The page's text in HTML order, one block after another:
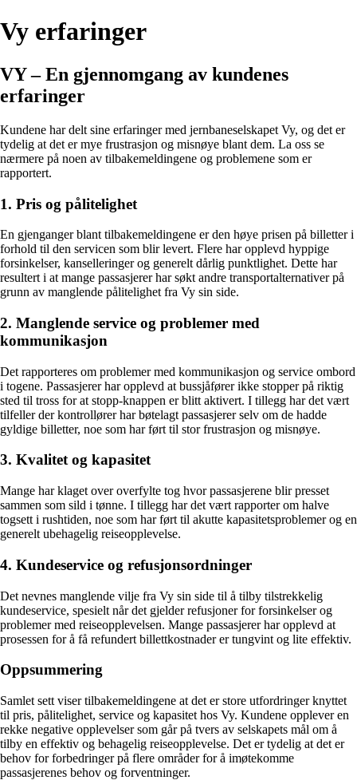
Vy erfaringer
VY – En gjennomgang av kundenes
erfaringer
Kundene har delt sine erfaringer med jernbaneselskapet Vy, og det er
tydelig at det er mye frustrasjon og misnøye blant dem. La oss se
nærmere på noen av tilbakemeldingene og problemene som er
rapportert.
1. Pris og pålitelighet
En gjenganger blant tilbakemeldingene er den høye prisen på billetter i
forhold til den servicen som blir levert. Flere har opplevd hyppige
forsinkelser, kanselleringer og generelt dårlig punktlighet. Dette har
resultert i at mange passasjerer har søkt andre transportalternativer på
grunn av manglende pålitelighet fra Vy sin side.
2. Manglende service og problemer med
kommunikasjon
Det rapporteres om problemer med kommunikasjon og service ombord
i togene. Passasjerer har opplevd at bussjåfører ikke stopper på riktig
sted til tross for at stopp-knappen er blitt aktivert. I tillegg har det vært
tilfeller der kontrollører har bøtelagt passasjerer selv om de hadde
gyldige billetter, noe som har ført til stor frustrasjon og misnøye.
3. Kvalitet og kapasitet
Mange har klaget over overfylte tog hvor passasjerene blir presset
sammen som sild i tønne. I tillegg har det vært rapporter om halve
togsett i rushtiden, noe som har ført til akutte kapasitetsproblemer og en
generelt ubehagelig reiseopplevelse.
4. Kundeservice og refusjonsordninger
Det nevnes manglende vilje fra Vy sin side til å tilby tilstrekkelig
kundeservice, spesielt når det gjelder refusjoner for forsinkelser og
problemer med reiseopplevelsen. Mange passasjerer har opplevd at
prosessen for å få refundert billettkostnader er tungvint og lite effektiv.
Oppsummering
Samlet sett viser tilbakemeldingene at det er store utfordringer knyttet
til pris, pålitelighet, service og kapasitet hos Vy. Kundene opplever en
rekke negative opplevelser som går på tvers av selskapets mål om å
tilby en effektiv og behagelig reiseopplevelse. Det er tydelig at det er
behov for forbedringer på flere områder for å imøtekomme
passasjerenes behov og forventninger.